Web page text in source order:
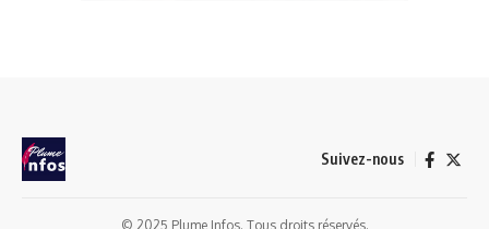
Suivez-nous
© 2025 Plume Infos. Tous droits réservés.